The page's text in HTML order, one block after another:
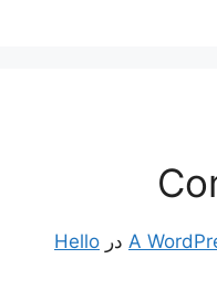
A در Hello